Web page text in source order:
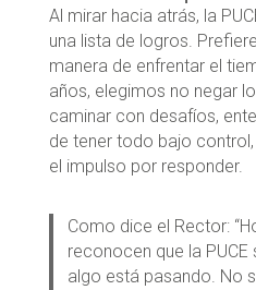
Al mirar hacia atrás, la
una lista de logros.
manera de enfrentar el
años, elegimos no negar
caminar con desafíos,
de tener todo bajo
el impulso por responder.
Como dice el Rector:
reconocen que la
algo está pasando. No